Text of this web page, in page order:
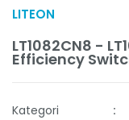
LITEON
LT1082CN8 -
Efficiency
Kategori